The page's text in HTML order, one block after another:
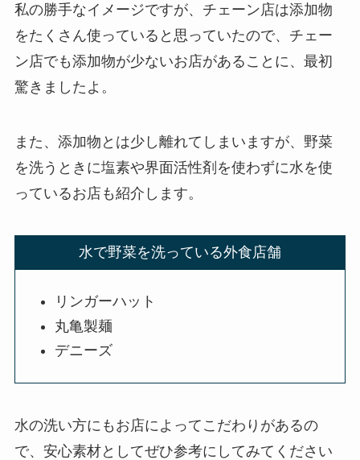
私の勝手なイメージですが、チェーン店は添加物
をたくさん使っていると思っていたので、チェー
ン店でも添加物が少ないお店があることに、最初
驚きましたよ。
また、添加物とは少し離れてしまいますが、野菜
を洗うときに塩素や界面活性剤を使わずに水を使
っているお店も紹介します。
水で野菜を洗っている外食店舗
リンガーハット
丸亀製麺
デニーズ
水の洗い方にもお店によってこだわりがあるの
で、安心素材としてぜひ参考にしてみてください